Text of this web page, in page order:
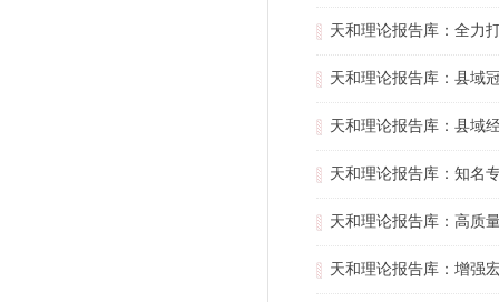
天和理论报告库：全力
天和理论报告库：县域
天和理论报告库：县域
天和理论报告库：知名
天和理论报告库：高质
天和理论报告库：增强